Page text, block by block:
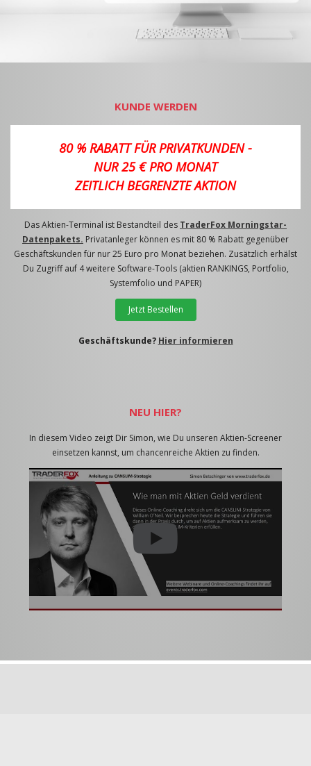
KUNDE WERDEN
80 % RABATT FÜR PRIVATKUNDEN -
NUR 25 € PRO MONAT
ZEITLICH BEGRENZTE AKTION
Das Aktien-Terminal ist Bestandteil des TraderFox Morningstar-
Datenpakets. Privatanleger können es mit 80 % Rabatt gegenüber
Geschäftskunden für nur 25 Euro pro Monat beziehen. Zusätzlich erhälst
Du Zugriff auf 4 weitere Software-Tools (aktien RANKINGS, Portfolio,
Systemfolio und PAPER)
Jetzt Bestellen
Geschäftskunde? Hier informieren
NEU HIER?
In diesem Video zeigt Dir Simon, wie Du unseren Aktien-Screener
einsetzen kannst, um chancenreiche Aktien zu finden.